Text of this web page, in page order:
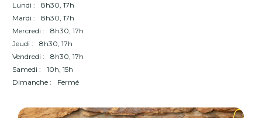
Lundi :
8h30, 17h
Mardi :
8h30, 17h
Mercredi :
8h30, 17h
Jeudi :
8h30, 17h
Vendredi :
8h30, 17h
Samedi :
10h, 15h
Dimanche :
Fermé